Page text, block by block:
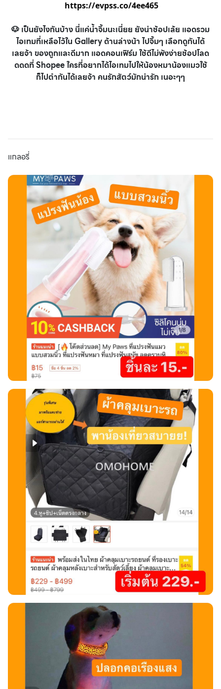
https://evpss.co/4ee465
🐶 เป็นยังไงกันบ้าง นี่แค่น้ำจิ้มนะเนี่ยย ยังน่าช้อปเล้ย แอดรวม
ไอเทมที่เหลือไว้ใน Gallery ด้านล่างน้า ไปจิ้มๆ เลือกดูกันได้
เลยจ้า ของถูกและดีมาก แอดคอนเฟิร์ม ใช้ดีไม่พังง่ายช้อปโลด
ดดดที่ Shopee ใครที่อยากได้ไอเทมไปให้น้องหมาน้องแมวใช้
ก็ไปตำกันได้เลยจ้า คนรักสัตว์มักน่ารัก เนอะๆๆ
แกลอรี่